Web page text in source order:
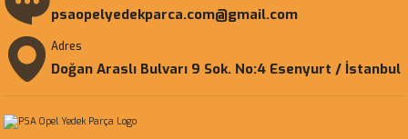
psaopelyedekparca.com@gmail.com
Adres
Doğan Araslı Bulvarı 9 Sok. No:4 Esenyurt / İstanbul